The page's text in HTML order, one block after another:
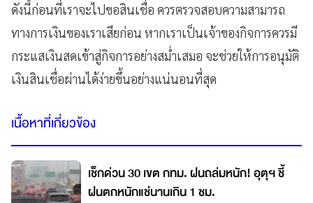
ดังนี้ก่อนที่เราจะไปขอสินเชื่อ ควรตรวจสอบความสามารถ
ทางการเงินของเราเสียก่อน หากเราเป็นเจ้าของกิจการควรมี
กระแสเงินสดเข้าสู่กิจการอย่างสม่ำเสมอ จะช่วยให้การอนุมัติ
เงินสินเชื่อผ่านได้ง่ายขึ้นอย่างแน่นอนที่สุด
เนื้อหาที่เกี่ยวข้อง
เช็กด่วน 30 เขต กทม. ฝนถล่มหนัก! อุตุฯ ชี้
ฝนตกหนักแช่นานเกิน 1 ชม.